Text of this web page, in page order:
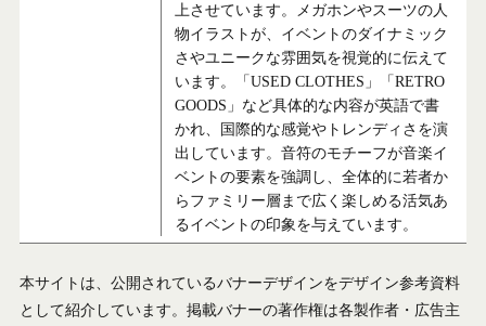
上させています。メガホンやスーツの人
物イラストが、イベントのダイナミック
さやユニークな雰囲気を視覚的に伝えて
います。「USED CLOTHES」「RETRO
GOODS」など具体的な内容が英語で書
かれ、国際的な感覚やトレンディさを演
出しています。音符のモチーフが音楽イ
ベントの要素を強調し、全体的に若者か
らファミリー層まで広く楽しめる活気あ
るイベントの印象を与えています。
本サイトは、公開されているバナーデザインをデザイン参考資料
として紹介しています。掲載バナーの著作権は各製作者・広告主